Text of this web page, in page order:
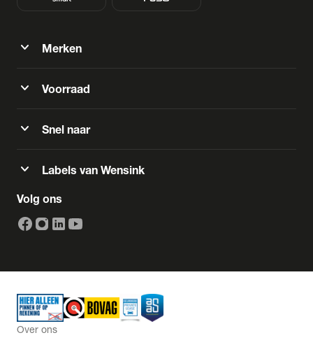
expand_more Merken
expand_more Voorraad
expand_more Snel naar
expand_more Labels van Wensink
Volg ons
Over ons